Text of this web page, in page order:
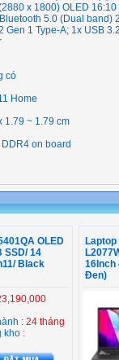
x 1800) OLED
5.0 (Dual band)
Gen 1 Type-A; 1x USB
có
Home
1.79 ~ 1.79 cm
DDR4 on board
OLED
SSD/ 14
Black
: 24 tháng
kho :
16Inch
Đen)